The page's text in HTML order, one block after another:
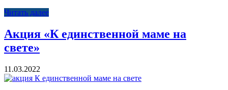
Читать далее
Акция «К единственной маме на
свете»
11.03.2022